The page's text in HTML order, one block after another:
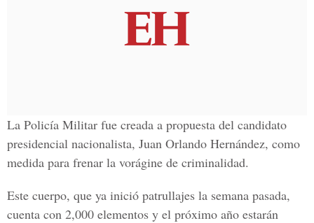
La Policía Militar fue creada a propuesta del candidato
presidencial nacionalista, Juan Orlando Hernández, como
medida para frenar la vorágine de criminalidad.
Este cuerpo, que ya inició patrullajes la semana pasada,
cuenta con 2,000 elementos y el próximo año estarán